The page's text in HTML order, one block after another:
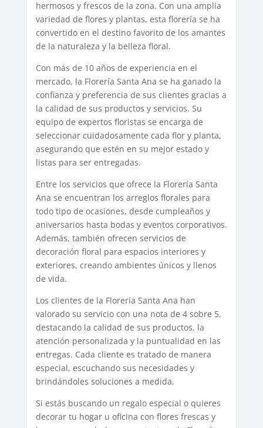
hermosos y frescos de la zona. Con una amplia
variedad de flores y plantas, esta florería se ha
convertido en el destino favorito de los amantes
de la naturaleza y la belleza floral.
Con más de 10 años de experiencia en el
mercado, la Florería Santa Ana se ha ganado la
confianza y preferencia de sus clientes gracias a
la calidad de sus productos y servicios. Su
equipo de expertos floristas se encarga de
seleccionar cuidadosamente cada flor y planta,
asegurando que estén en su mejor estado y
listas para ser entregadas.
Entre los servicios que ofrece la Florería Santa
Ana se encuentran los arreglos florales para
todo tipo de ocasiones, desde cumpleaños y
aniversarios hasta bodas y eventos corporativos.
Además, también ofrecen servicios de
decoración floral para espacios interiores y
exteriores, creando ambientes únicos y llenos
de vida.
Los clientes de la Florería Santa Ana han
valorado su servicio con una nota de 4 sobre 5,
destacando la calidad de sus productos, la
atención personalizada y la puntualidad en las
entregas. Cada cliente es tratado de manera
especial, escuchando sus necesidades y
brindándoles soluciones a medida.
Si estás buscando un regalo especial o quieres
decorar tu hogar u oficina con flores frescas y